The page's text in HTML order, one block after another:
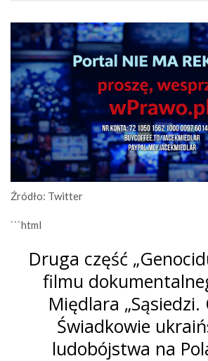
Źródło: Twitter
```html
Druga część
filmu
Międlara
Świadkowie
ludobójstwa na